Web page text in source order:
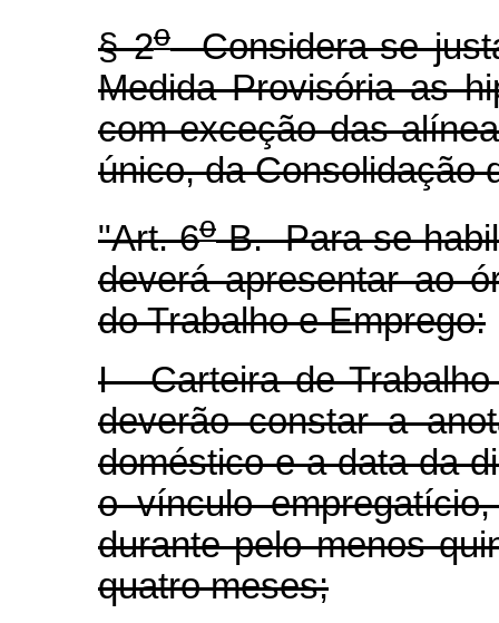
§ 2oConsidera-se
Medida Provisória as
com exceção das
único, da Consolidação
"Art. 6o-B. Para se
deverá apresentar ao
do Trabalho e Emprego:
I - Carteira de
deverão constar a
doméstico e a data da
o vínculo
durante pelo menos
quatro meses;